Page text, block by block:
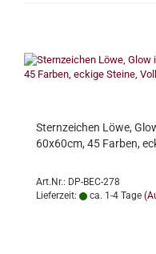
Sternzeichen Löwe,
60x60cm, 45 Farben,
Art.Nr.: DP-BEC-278
Lieferzeit:
ca. 1-4 Tage